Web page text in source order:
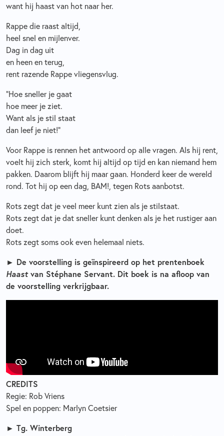
want hij haast van hot naar her.
Rappe die raast altijd,
heel snel en mijlenver.
Dag in dag uit
en heen en terug,
rent razende Rappe vliegensvlug.
“Hoe sneller je gaat
hoe meer je ziet.
Want als je stil staat
dan leef je niet!”
Voor Rappe is rennen het antwoord op alle vragen. Als hij rent,
voelt hij zich sterk, komt hij altijd op tijd en kan niemand hem
pakken. Daarom blijft hij maar gaan. Honderd keer de wereld
rond. Tot hij op een dag, BAM!, tegen Rots aanbotst.
Rots zegt dat je veel meer kunt zien als je stilstaat.
Rots zegt dat je dat sneller kunt denken als je het rustiger aan
doet.
Rots zegt soms ook even helemaal niets.
► De voorstelling is geïnspireerd op het prentenboek
Haastvan Stéphane Servant. Dit boek is na afloop van
de voorstelling verkrijgbaar.
CREDITS
Regie: Rob Vriens
Spel en poppen: Marlyn Coetsier
► Tg. Winterberg